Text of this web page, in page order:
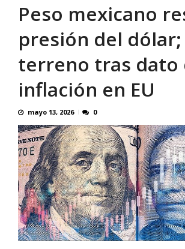
Peso mexicano
presión del dólar;
terreno tras dato
inflación en EU
mayo 13, 2026 0